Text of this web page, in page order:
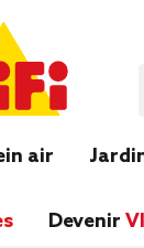
air
Devenir